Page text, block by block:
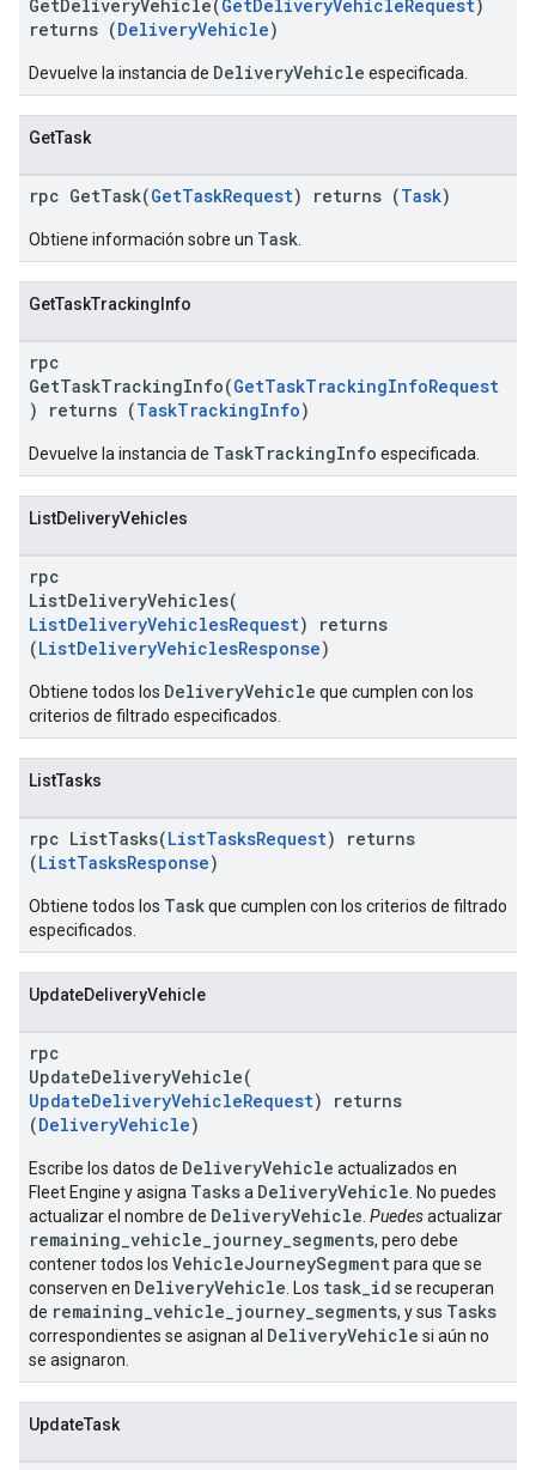
GetDeliveryVehicle( GetDeliveryVehicleRequest)
returns (DeliveryVehicle)
Devuelve la instancia de DeliveryVehicle especificada.
GetTask
rpc GetTask(GetTaskRequest) returns (Task)
Obtiene información sobre un Task
GetTaskTrackingInfo
rpc
GetTaskTrackingInfo(GetTaskTrackingInfoRequest
) returns (TaskTrackingInfo)
Devuelve la instancia de TaskTrackingInfo especificada.
ListDeliveryVehicles
rpc
ListDeliveryVehicles(
ListDeliveryVehiclesRequest) returns
(ListDeliveryVehiclesResponse)
Obtiene todos los DeliveryVehicle que cumplen con los
criterios de filtrado especificados.
ListTasks
rpc ListTasks(ListTasksRequest) returns
(ListTasksResponse)
Obtiene todos los Taskque cumplen con los criterios de filtrado
especificados.
UpdateDeliveryVehicle
rpc
UpdateDeliveryVehicle(
UpdateDeliveryVehicleRequest) returns
(DeliveryVehicle)
Escribe los datos de DeliveryVehicle actualizados en
Fleet Engine y asigna Tasksa DeliveryVehicle . No puedes
actualizar el nombre de DeliveryVehicle Puedesactualizar
remaining_vehicle_journey_segments, pero debe
contener todos los VehicleJourneySegmentpara que se
conserven en DeliveryVehicle . Los task_id se recuperan
de remaining_vehicle_journey_segments, y sus Tasks
correspondientes se asignan al DeliveryVehicle si aún no
se asignaron.
UpdateTask